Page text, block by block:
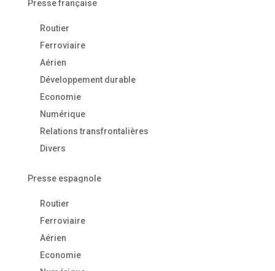
Presse française
Routier
Ferroviaire
Aérien
Développement durable
Economie
Numérique
Relations transfrontalières
Divers
Presse espagnole
Routier
Ferroviaire
Aérien
Economie